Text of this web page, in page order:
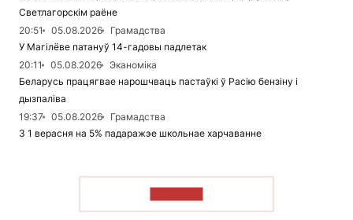
Светлагорскім раёне
20:51
05.08.2026
Грамадства
У Магілёве патануў 14-гадовы падлетак
20:11
05.08.2026
Эканоміка
Беларусь працягвае нарошчваць пастаўкі ў Расію бензіну і
дызпаліва
19:37
05.08.2026
Грамадства
З 1 верасня на 5% падаражэе школьнае харчаванне